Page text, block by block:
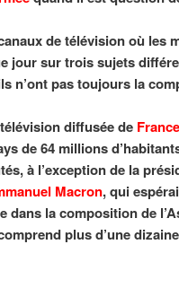
de télévision où les
jour sur trois sujets
n’ont pas toujours la
diffusée de France
de 64 millions
à l’exception de la
Macron, qui
dans la composition de
plus d’une